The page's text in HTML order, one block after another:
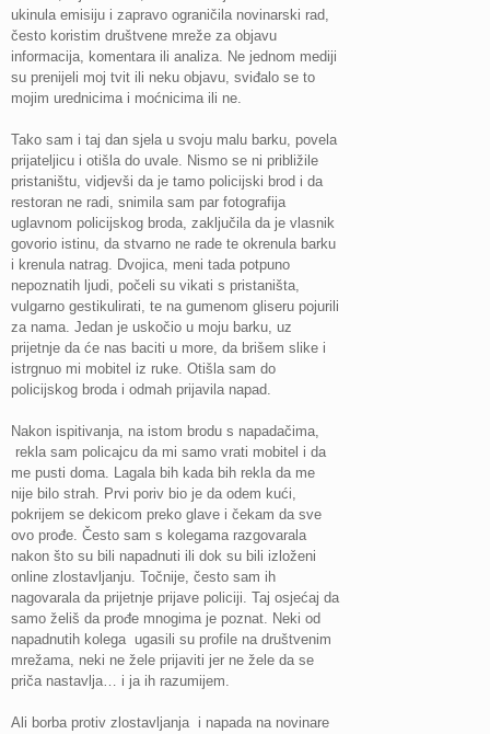
ukinula emisiju i zapravo ograničila novinarski rad,
često koristim društvene mreže za objavu
informacija, komentara ili analiza. Ne jednom mediji
su prenijeli moj tvit ili neku objavu, sviđalo se to
mojim urednicima i moćnicima ili ne.
Tako sam i taj dan sjela u svoju malu barku, povela
prijateljicu i otišla do uvale. Nismo se ni približile
pristaništu, vidjevši da je tamo policijski brod i da
restoran ne radi, snimila sam par fotografija
uglavnom policijskog broda, zaključila da je vlasnik
govorio istinu, da stvarno ne rade te okrenula barku
i krenula natrag. Dvojica, meni tada potpuno
nepoznatih ljudi, počeli su vikati s pristaništa,
vulgarno gestikulirati, te na gumenom gliseru pojurili
za nama. Jedan je uskočio u moju barku, uz
prijetnje da će nas baciti u more, da brišem slike i
istrgnuo mi mobitel iz ruke. Otišla sam do
policijskog broda i odmah prijavila napad.
Nakon ispitivanja, na istom brodu s napadačima,
rekla sam policajcu da mi samo vrati mobitel i da
me pusti doma. Lagala bih kada bih rekla da me
nije bilo strah. Prvi poriv bio je da odem kući,
pokrijem se dekicom preko glave i čekam da sve
ovo prođe. Često sam s kolegama razgovarala
nakon što su bili napadnuti ili dok su bili izloženi
online zlostavljanju. Točnije, često sam ih
nagovarala da prijetnje prijave policiji. Taj osjećaj da
samo želiš da prođe mnogima je poznat. Neki od
napadnutih kolega ugasili su profile na društvenim
mrežama, neki ne žele prijaviti jer ne žele da se
priča nastavlja… i ja ih razumijem.
Ali borba protiv zlostavljanja i napada na novinare